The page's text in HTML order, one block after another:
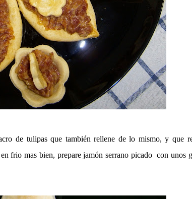
de tulipas que también rellene de lo mismo, y que
frio mas bien, prepare jamón serrano picado con unos